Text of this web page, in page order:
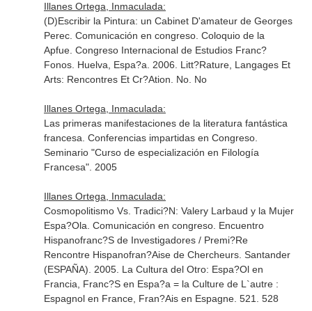
Illanes Ortega, Inmaculada:
(D)Escribir la Pintura: un Cabinet D'amateur de Georges
Perec. Comunicación en congreso. Coloquio de la
Apfue. Congreso Internacional de Estudios Franc?
Fonos. Huelva, Espa?a. 2006. Litt?Rature, Langages Et
Arts: Rencontres Et Cr?Ation. No. No
Illanes Ortega, Inmaculada:
Las primeras manifestaciones de la literatura fantástica
francesa. Conferencias impartidas en Congreso.
Seminario "Curso de especialización en Filología
Francesa". 2005
Illanes Ortega, Inmaculada:
Cosmopolitismo Vs. Tradici?N: Valery Larbaud y la Mujer
Espa?Ola. Comunicación en congreso. Encuentro
Hispanofranc?S de Investigadores / Premi?Re
Rencontre Hispanofran?Aise de Chercheurs. Santander
(ESPAÑA). 2005. La Cultura del Otro: Espa?Ol en
Francia, Franc?S en Espa?a = la Culture de L`autre :
Espagnol en France, Fran?Ais en Espagne. 521. 528